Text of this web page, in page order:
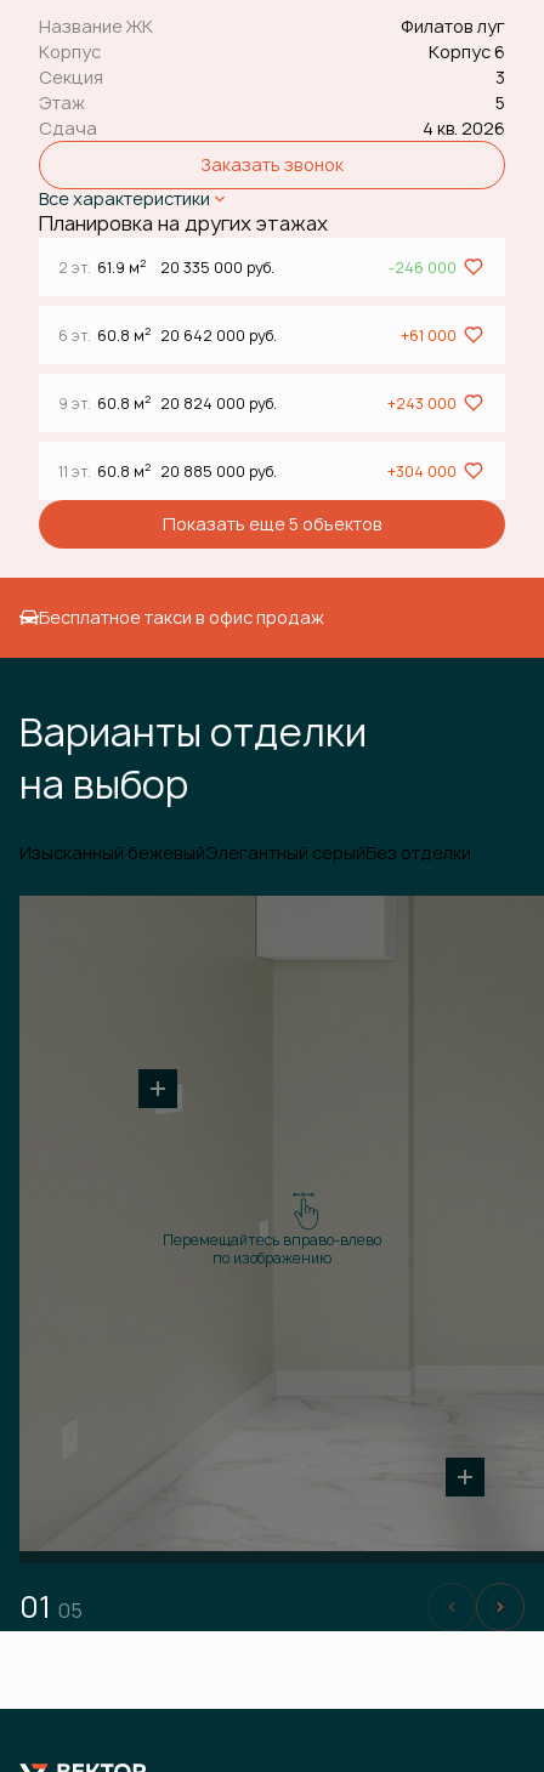
Название ЖК
Филатов луг
Корпус
Корпус 6
Секция
3
Этаж
5
Сдача
4 кв. 2026
Заказать звонок
Все характеристики
Планировка на других этажах
2 эт. 61.9 м2 20 335 000 руб. -246 000
6 эт. 60.8 м2 20 642 000 руб. +61 000
9 эт. 60.8 м2 20 824 000 руб. +243 000
11 эт. 60.8 м2 20 885 000 руб. +304 000
Показать еще 5 объектов
Бесплатное такси в офис продаж
Варианты отделки
на выбор
Изысканный бежевыйЭлегантный серыйБез отделки
Перемещайтесь вправо-влево
по изображению
01 05